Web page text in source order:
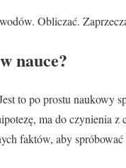
Obliczać.
nauce?
to po prostu naukowy
ma do czynienia
faktów, aby